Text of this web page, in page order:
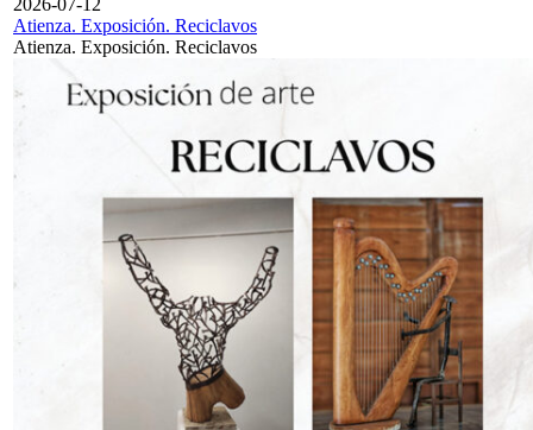
Atienza. Exposición. Reciclavos
Atienza. Exposición. Reciclavos